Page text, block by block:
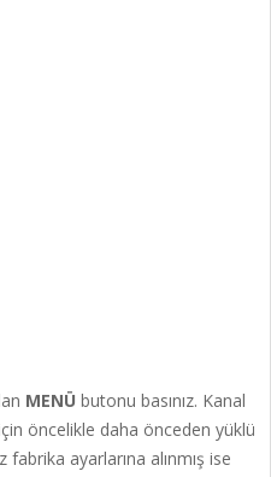
MENÜ butonu basınız. Kanal
öncelikle daha önceden yüklü
fabrika ayarlarına alınmış ise